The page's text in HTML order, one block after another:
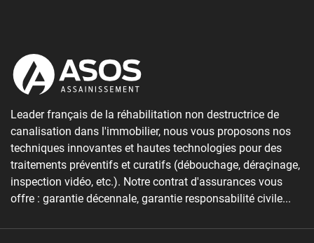
Leader français de la réhabilitation non destructrice de
canalisation dans l'immobilier, nous vous proposons nos
techniques innovantes et hautes technologies pour des
traitements préventifs et curatifs (débouchage, déraçinage,
inspection vidéo, etc.). Notre contrat d'assurances vous
offre : garantie décennale, garantie responsabilité civile...